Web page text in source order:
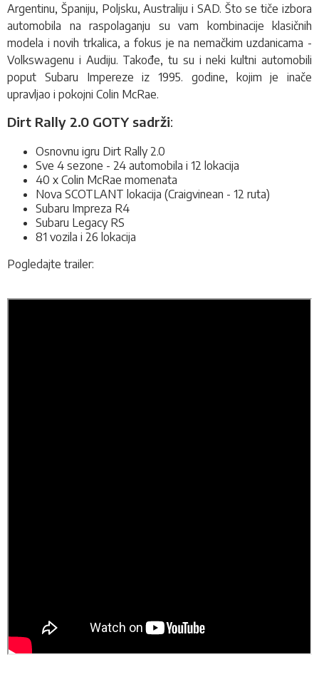
Argentinu, Španiju, Poljsku, Australiju i SAD. Što se tiče izbora
automobila na raspolaganju su vam kombinacije klasičnih
modela i novih trkalica, a fokus je na nemačkim uzdanicama -
Volkswagenu i Audiju. Takođe, tu su i neki kultni automobili
poput Subaru Impereze iz 1995. godine, kojim je inače
upravljao i pokojni Colin McRae.
Dirt Rally 2.0 GOTY sadrži:
Osnovnu igru Dirt Rally 2.0
Sve 4 sezone - 24 automobila i 12 lokacija
40 x Colin McRae momenata
Nova SCOTLANT lokacija (Craigvinean - 12 ruta)
Subaru Impreza R4
Subaru Legacy RS
81 vozila i 26 lokacija
Pogledajte trailer: